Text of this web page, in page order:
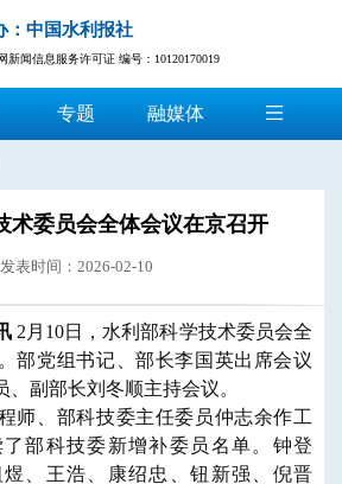
：中国水利报社
新闻信息服务许可证 编号：10120170019
专题 融媒体
术委员会全体会议在京召开
发表时间：2026-02-10
2月10日，水利部科学技术委员会全
部党组书记、部长李国英出席会议
副部长刘冬顺主持会议。
、部科技委主任委员仲志余作工
部科技委新增补委员名单。钟登
、王浩、康绍忠、钮新强、倪晋